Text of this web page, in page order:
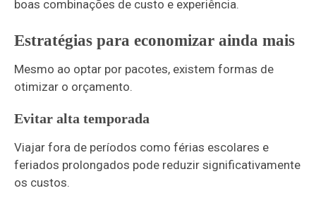
boas combinações de custo e experiência.
Estratégias para economizar ainda mais
Mesmo ao optar por pacotes, existem formas de
otimizar o orçamento.
Evitar alta temporada
Viajar fora de períodos como férias escolares e
feriados prolongados pode reduzir significativamente
os custos.